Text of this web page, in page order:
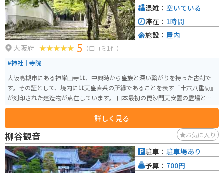
大阪府 5 （口コミ1件）
#神社｜寺院
大阪高槻市にある神峯山寺は、中興時から皇族と深い繋がりを持った古刹で
す。その証として、境内には天皇直系の所縁であることを表す『十六八重菊』
が刻印された建造物が点在しています。 日本最初の毘沙門天安置の霊場とし
ても知られ、1300年以上の歴史を持つ古刹です。厄除け毘沙門不動護摩行、
山岳修験者、紅葉や新緑、初詣の名所としても有名です。また、魔除けのお
札、元三大師の手刷りがあります。
詳しく見る
混雑： 空いている
滞在： 1時間
施設： 屋内
柳谷観音 お気に入り
駐車： 駐車場あり
予算： 700円